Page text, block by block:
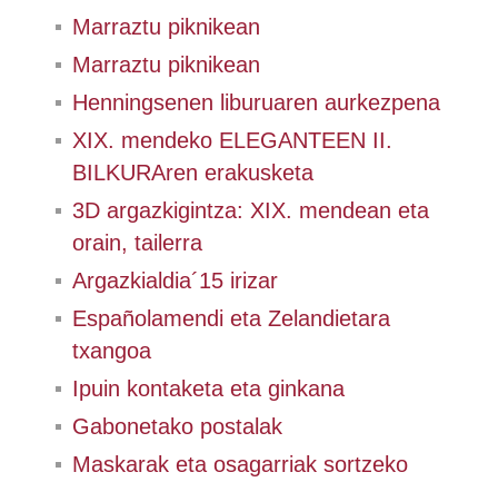
Marraztu piknikean
Marraztu piknikean
Henningsenen liburuaren aurkezpena
XIX. mendeko ELEGANTEEN II.
BILKURAren erakusketa
3D argazkigintza: XIX. mendean eta
orain, tailerra
Argazkialdia´15 irizar
Españolamendi eta Zelandietara
txangoa
Ipuin kontaketa eta ginkana
Gabonetako postalak
Maskarak eta osagarriak sortzeko